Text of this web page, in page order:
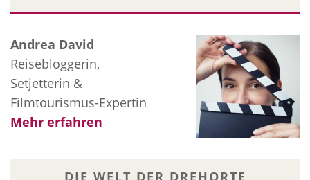
Andrea David
Reisebloggerin,
Setjetterin &
Filmtourismus-Expertin
Mehr erfahren